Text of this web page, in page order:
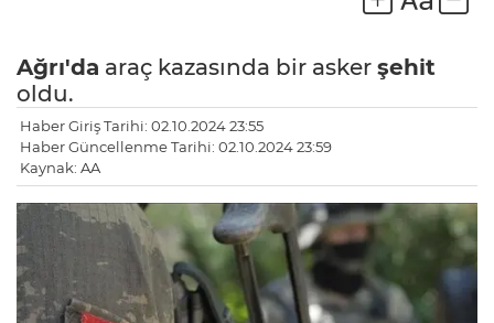
Ağrı'da araç kazasında bir asker şehit
oldu.
Haber Giriş Tarihi: 02.10.2024 23:55
Haber Güncellenme Tarihi: 02.10.2024 23:59
Kaynak: AA